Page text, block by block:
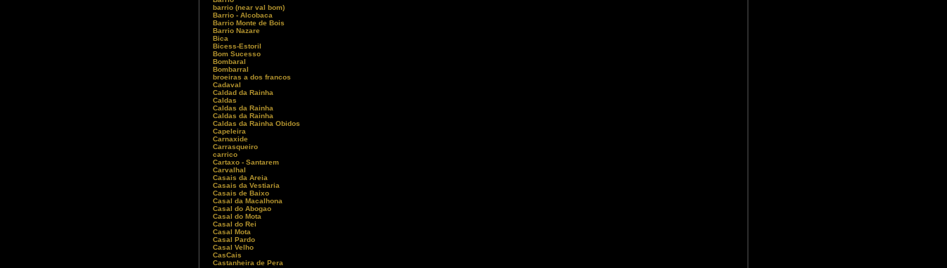
barrio (near val bom)
Barrio - Alcobaca
Barrio Monte de Bois
Barrio Nazare
Bica
Bicess-Estoril
Bom Sucesso
Bombaral
Bombarral
broeiras a dos francos
Cadaval
Caldad da Rainha
Caldas
Caldas da Rainha
Caldas da Rainha
Caldas da Rainha Obidos
Capeleira
Carnaxide
Carrasqueiro
carrico
Cartaxo - Santarem
Carvalhal
Casais da Areia
Casais da Vestiaria
Casais de Baixo
Casal da Macalhona
Casal do Abogao
Casal do Mota
Casal do Rei
Casal Mota
Casal Pardo
Casal Velho
CasCais
Castanheira de Pera